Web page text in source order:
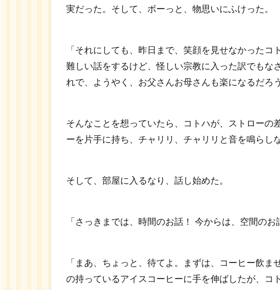
実だった。そして、ボーっと、物思いにふけった。
「それにしても、昨日まで、笑顔を見せなかったコ
難しい話をするけど、怪しい宗教に入った訳でもな
れで、ようやく、お父さんお母さんも楽になるだろ
そんなことを想っていたら、コトハが、ストローの
ーを片手に持ち、チャリリ、チャリリと音を鳴らし
そして、部屋に入るなり、話し始めた。
「さっきまでは、時間のお話！ 今からは、空間のお
「まあ、ちょっと、待てよ。まずは、コーヒー飲ま
の持っているアイスコーヒーに手を伸ばしたが、コ